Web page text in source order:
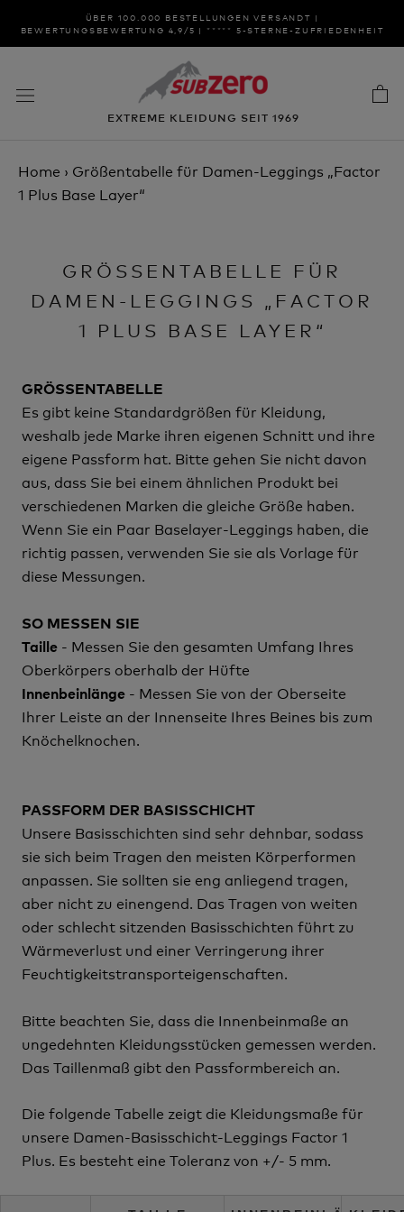
Inhalt
ÜBER 100.000 BESTELLUNGEN VERSANDT |
BEWERTUNGSBEWERTUNG 4,9/5 | ***** 5-STERNE-ZUFRIEDENHEIT
EXTREME KLEIDUNG SEIT 1969
Home › Größentabelle für Damen-Leggings „Factor
1 Plus Base Layer“
GRÖSSENTABELLE FÜR D
AMEN-LEGGINGS „FACTOR 1
PLUS BASE LAYER“
GRÖSSENTABELLE
Es gibt keine Standardgrößen für Kleidung,
weshalb jede Marke ihren eigenen Schnitt und ihre
eigene Passform hat. Bitte gehen Sie nicht davon
aus, dass Sie bei einem ähnlichen Produkt bei
verschiedenen Marken die gleiche Größe haben.
Wenn Sie ein Paar Baselayer-Leggings haben, die
richtig passen, verwenden Sie sie als Vorlage für
diese Messungen.
SO MESSEN SIE
Taille - Messen Sie den gesamten Umfang Ihres
Oberkörpers oberhalb der Hüfte
Innenbeinlänge - Messen Sie von der Oberseite
Ihrer Leiste an der Innenseite Ihres Beines bis zum
Knöchelknochen.
PASSFORM DER BASISSCHICHT
Unsere Basisschichten sind sehr dehnbar, sodass
sie sich beim Tragen den meisten Körperformen
anpassen. Sie sollten sie eng anliegend tragen,
aber nicht zu einengend. Das Tragen von weiten
oder schlecht sitzenden Basisschichten führt zu
Wärmeverlust und einer Verringerung ihrer
Feuchtigkeitstransporteigenschaften.
Bitte beachten Sie, dass die Innenbeinmaße an
ungedehnten Kleidungsstücken gemessen werden.
Das Taillenmaß gibt den Passformbereich an.
Die folgende Tabelle zeigt die Kleidungsmaße für
unsere Damen-Basisschicht-Leggings Factor 1
Plus. Es besteht eine Toleranz von +/- 5 mm.